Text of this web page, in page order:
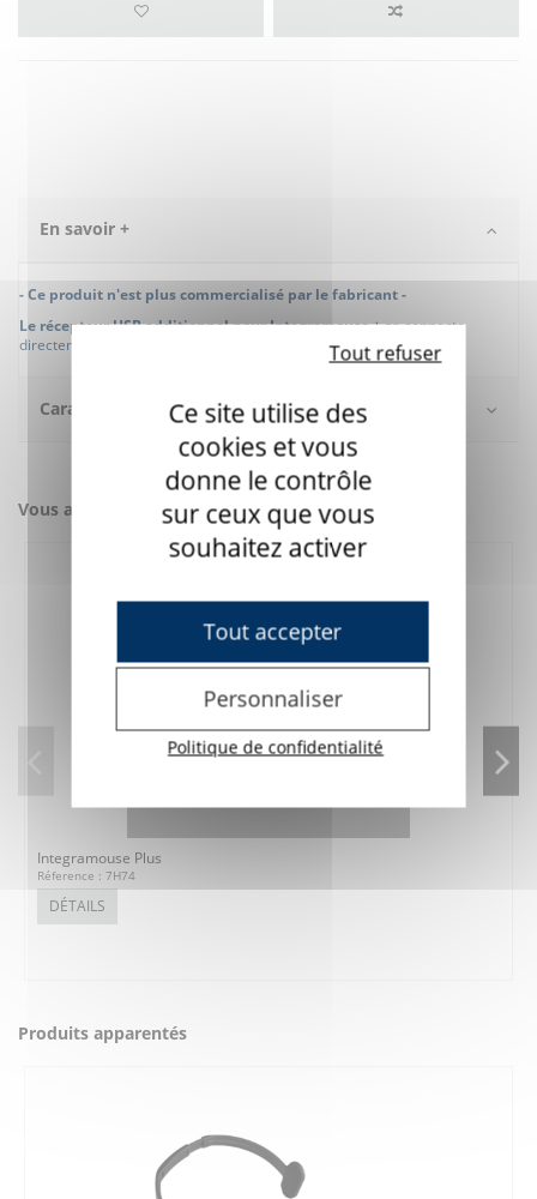
En savoir +
- Ce produit n'est plus commercialisé par le fabricant -
Le récepteur USB additionnel pour Integramouse +se connecte
directement sur port USB d'un ordinateur.
Caractéristiques
Vous aimerez aussi
Integramouse Plus
Réference : 7H74
DÉTAILS
Produits apparentés
Ce site utilise des
cookies et vous
donne le contrôle
sur ceux que vous
souhaitez activer
Tout accepter
Tout refuser
Personnaliser
Politique de confidentialité